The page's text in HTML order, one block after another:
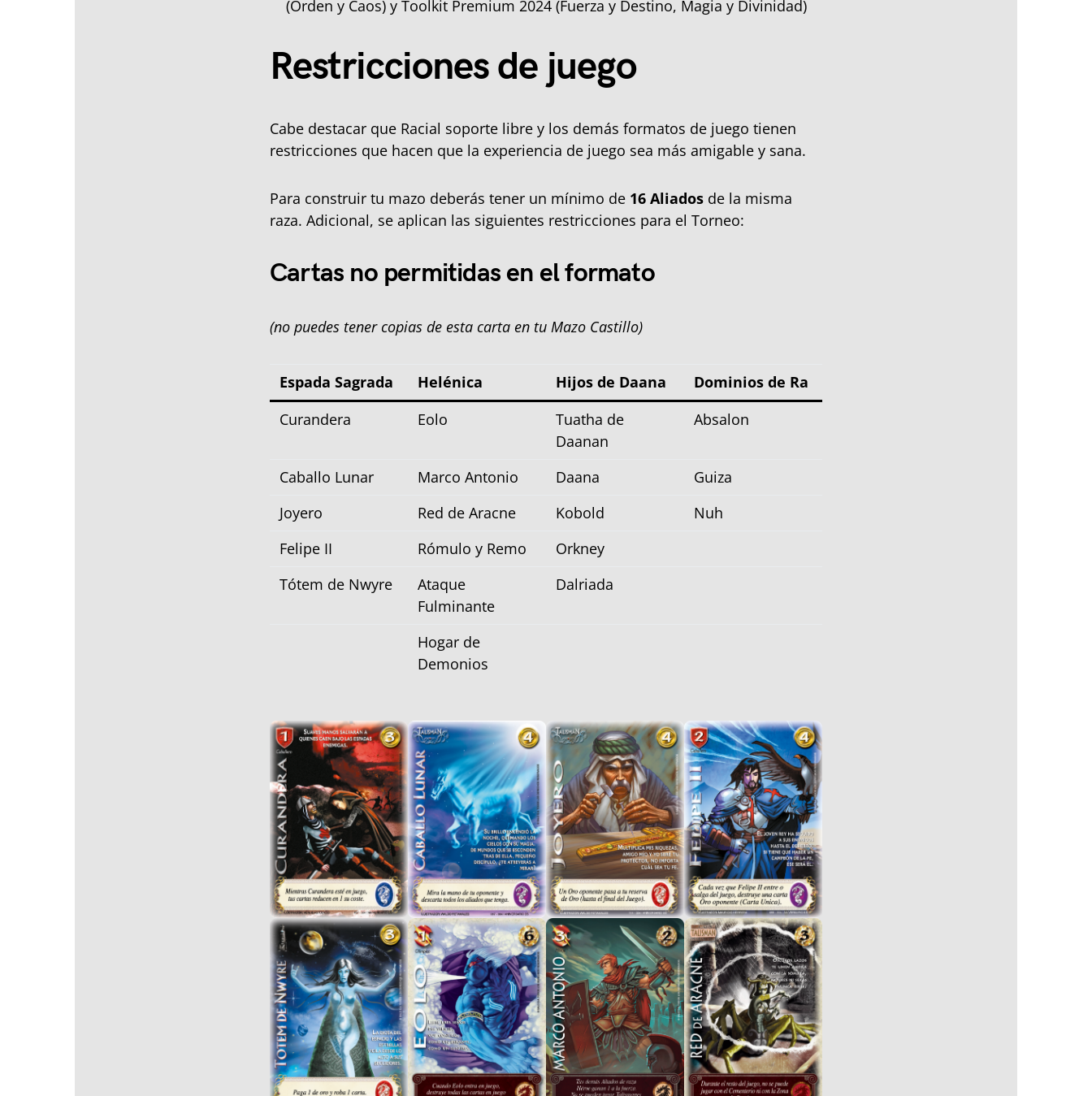
(Orden y Caos) y Toolkit Premium 2024 (Fuerza y Destino, Magia y Divinidad)
Restricciones de juego
Cabe destacar que Racial soporte libre y los demás formatos de juego tienen
restricciones que hacen que la experiencia de juego sea más amigable y sana.
Para construir tu mazo deberás tener un mínimo de 16 Aliados de la misma
raza. Adicional, se aplican las siguientes restricciones para el Torneo:
Cartas no permitidas en el formato
(no puedes tener copias de esta carta en tu Mazo Castillo)
Espada Sagrada Helénica Hijos de Daana
Dominios de Ra
Curandera
Eolo
Tuatha de
Daanan
Absalon
Caballo Lunar Marco Antonio Daana
Guiza
Joyero
Red de Aracne Kobold
Nuh
Felipe II
Rómulo y Remo
Orkney
Tótem de Nwyre
Ataque
Fulminante
Dalriada
Hogar de
Demonios